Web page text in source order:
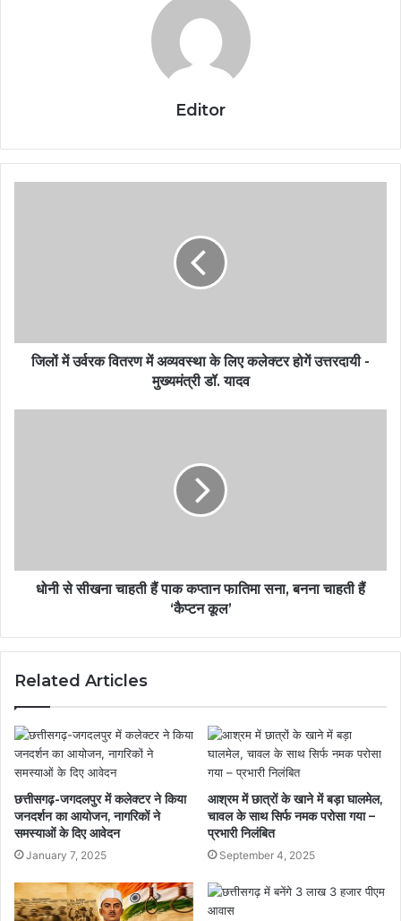
Editor
जिलों में उर्वरक वितरण में अव्यवस्था के लिए कलेक्टर होगें उत्तरदायी -
मुख्यमंत्री डॉ. यादव
धोनी से सीखना चाहती हैं पाक कप्तान फातिमा सना, बनना चाहती हैं
‘कैप्टन कूल’
Related Articles
छत्तीसगढ़-जगदलपुर में कलेक्टर ने किया
जनदर्शन का आयोजन, नागरिकों ने
समस्याओं के दिए आवेदन
January 7, 2025
आश्रम में छात्रों के खाने में बड़ा घालमेल,
चावल के साथ सिर्फ नमक परोसा गया –
प्रभारी निलंबित
September 4, 2025